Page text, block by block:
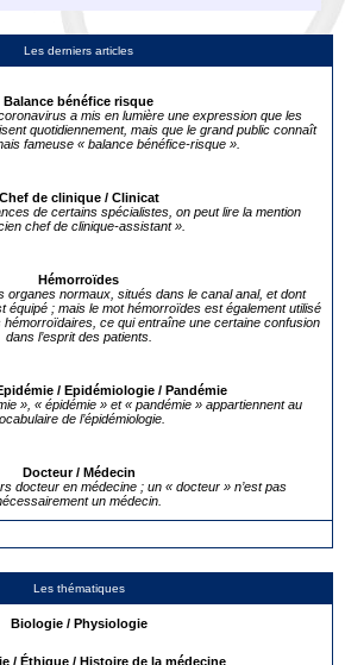
Les derniers articles
Balance bénéfice risque
a mis en lumière une expression que les
quotidiennement, mais que le grand public connaît
fameuse « balance bénéfice-risque ».
Chef de clinique / Clinicat
de certains spécialistes, on peut lire la mention
chef de clinique-assistant ».
Hémorroïdes
organes normaux, situés dans le canal anal, et dont
équipé ; mais le mot hémorroïdes est également utilisé
ce qui entraîne une certaine confusion
dans l’esprit des patients.
/ Epidémiologie / Pandémie
», « épidémie » et « pandémie » appartiennent au
de l’épidémiologie.
Docteur / Médecin
docteur en médecine ; un « docteur » n’est pas
un médecin.
Les thématiques
Biologie / Physiologie
/ Éthique / Histoire de la médecine